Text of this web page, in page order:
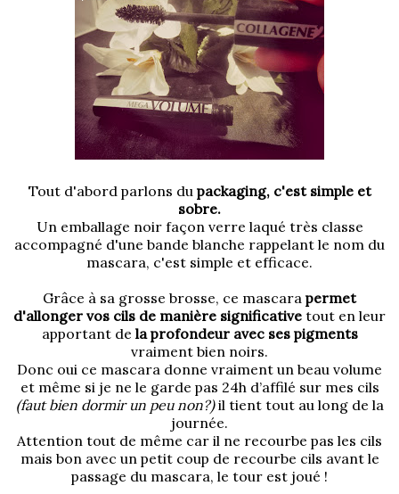
Tout d'abord parlons du packaging, c'est simple et
sobre.
Un emballage noir façon verre laqué très classe
accompagné d'une bande blanche rappelant le nom du
mascara, c'est simple et efficace.
Grâce à sa grosse brosse, ce mascara permet
d'allonger vos cils de manière significative tout en leur
apportant de la profondeur avec ses pigments
vraiment bien noirs.
Donc oui ce mascara donne vraiment un beau volume
et même si je ne le garde pas 24h d’affilé sur mes cils
(faut bien dormir un peu non?)il tient tout au long de la
journée.
Attention tout de même car il ne recourbe pas les cils
mais bon avec un petit coup de recourbe cils avant le
passage du mascara, le tour est joué !